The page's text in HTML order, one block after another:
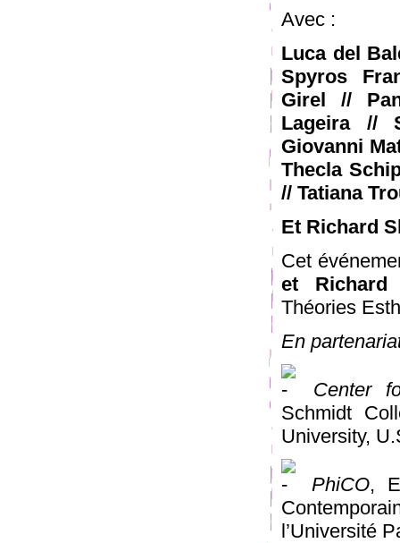
Avec :
Luca del
Spyros
Girel //
Lageira //
Giovanni
Thecla
// Tatiana
Et Richard
Cet
et Richard
Théories
En
Center
Schmidt
University,
PhiCO,
l’Université